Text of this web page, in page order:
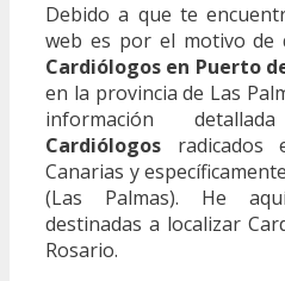
Debido a que te
web es por el motivo de
Cardiólogos en Puerto
en la provincia de Las
información
Cardiólogos radicados
Canarias y
(Las Palmas). He
destinadas a localizar
Rosario.